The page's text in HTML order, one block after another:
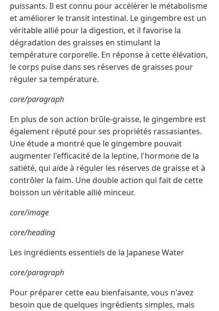
puissants. Il est connu pour accélérer le métabolisme
et améliorer le transit intestinal. Le gingembre est un
véritable allié pour la digestion, et il favorise la
dégradation des graisses en stimulant la
température corporelle. En réponse à cette élévation,
le corps puise dans ses réserves de graisses pour
réguler sa température.
core/paragraph
En plus de son action brûle-graisse, le gingembre est
également réputé pour ses propriétés rassasiantes.
Une étude a montré que le gingembre pouvait
augmenter l'efficacité de la leptine, l'hormone de la
satiété, qui aide à réguler les réserves de graisse et à
contrôler la faim. Une double action qui fait de cette
boisson un véritable allié minceur.
core/image
core/heading
Les ingrédients essentiels de la Japanese Water
core/paragraph
Pour préparer cette eau bienfaisante, vous n'avez
besoin que de quelques ingrédients simples, mais